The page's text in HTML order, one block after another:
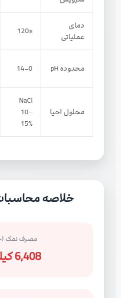
دمای
عملیاتی
≤120
محدوده pH 0–14
محلول احیا
NaCl
10–
15%
خلاصه محاسبات
مصرف نمک
6,408 کیلوگرم